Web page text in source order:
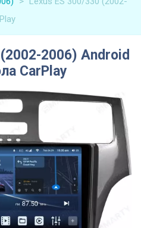
2006) Android
CarPlay